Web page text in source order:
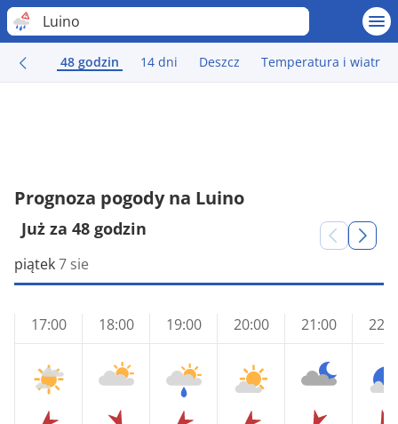
Luino
48 godzin 14 dni Deszcz Temperatura i wiatr
Prognoza pogody na Luino
Już za 48 godzin
piątek7 sie
17:00 18:00 19:00 20:00 21:00